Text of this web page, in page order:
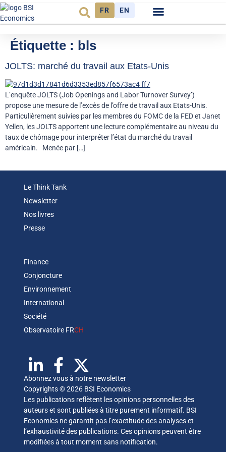
FR EN
Étiquette : bls
JOLTS: marché du travail aux Etats-Unis
L’enquête JOLTS (Job Openings and Labor Turnover Survey’)
propose une mesure de l’excès de l’offre de travail aux Etats-Unis.
Particulièrement suivies par les membres du FOMC de la FED et Janet
Yellen, les JOLTS apportent une lecture complémentaire au niveau du
taux de chômage pour interpréter l’état du marché du travail
américain. Menée par […]
Le Think Tank
Newsletter
Nos livres
Presse
Finance
Conjoncture
Environnement
International
Société
Observatoire FRCH
Abonnez vous à notre newsletter
Copyrights © 2026 BSI Economics
Les publications reflètent les opinions personnelles des
auteurs et sont publiées à titre purement informatif. BSI
Economics ne garantit pas l’exactitude des analyses et
l’exhaustivité des publications. Ces opinions peuvent être
modifiées à tout moment sans notification.